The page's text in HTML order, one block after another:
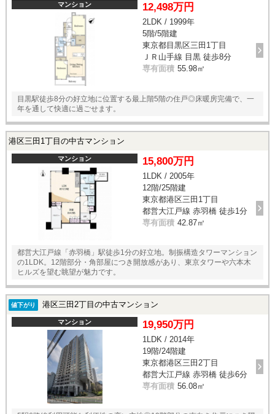
マンション 12,498万円
2LDK / 1999年
5階/5階建
東京都目黒区三田1丁目
ＪＲ山手線 目黒 徒歩8分
専有面積 55.98㎡
目黒駅徒歩8分の好立地に位置する最上階5階の住戸◎床暖房完備で、一
年を通して快適に過ごせます。
港区三田1丁目の中古マンション
マンション 15,800万円
1LDK / 2005年
12階/25階建
東京都港区三田1丁目
都営大江戸線 赤羽橋 徒歩1分
専有面積 42.87㎡
都営大江戸線「赤羽橋」駅徒歩1分の好立地。制振構造タワーマンション
の1LDK。12階部分・角部屋につき開放感があり、東京タワーや六本木
ヒルズを望む眺望が魅力です。
値下がり 港区三田2丁目の中古マンション
マンション 19,950万円
1LDK / 2014年
19階/24階建
東京都港区三田2丁目
都営大江戸線 赤羽橋 徒歩6分
専有面積 56.08㎡